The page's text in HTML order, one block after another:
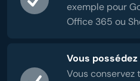
exemple pour
Office 365 ou
Vous
Vous